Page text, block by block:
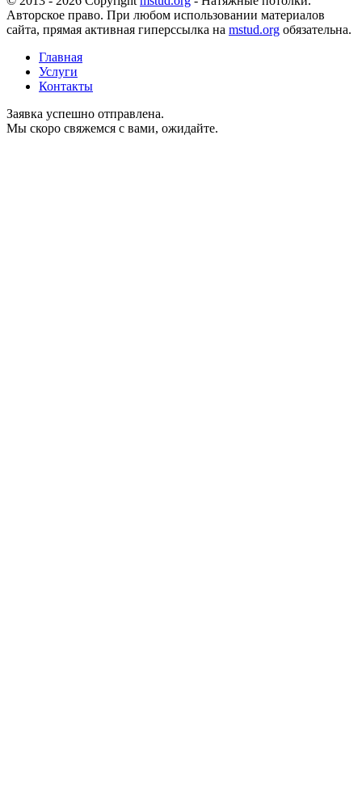
Авторское право. При любом использовании материалов
сайта, прямая активная гиперссылка на mstud.org обязательна.
Главная
Услуги
Контакты
Заявка успешно отправлена.
Мы скоро свяжемся с вами, ожидайте.